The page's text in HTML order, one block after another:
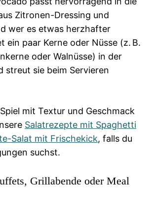
Zitronen-Dressing und
wer es etwas herzhafter
ein paar Kerne oder Nüsse (z. B.
oder Walnüsse) in der
streut sie beim Servieren
mit Textur und Geschmack
Salatrezepte mit Spaghetti
Salat mit Frischekick, falls du
suchst.
Grillabende oder Meal